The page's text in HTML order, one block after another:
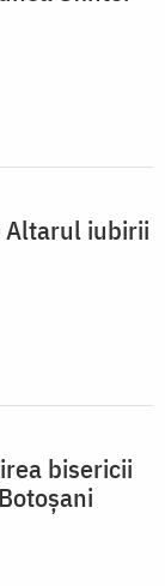
Altarul iubirii
bisericii